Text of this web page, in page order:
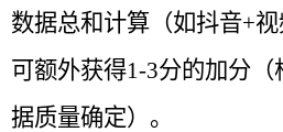
数据总和计算（如抖音+视
可额外获得1-3分的加分（
据质量确定）。